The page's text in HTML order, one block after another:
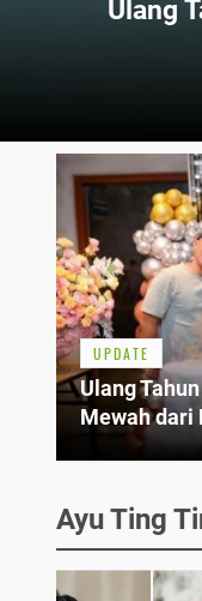
Ulang
UPDATE
Ulang
Mewah dari
Ayu Ting